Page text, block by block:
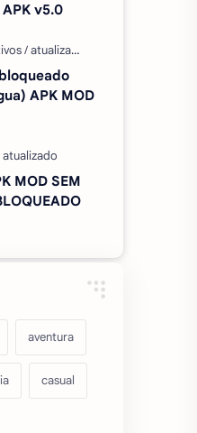
v5.0
APK MOD
MOD SEM
aventura
casual